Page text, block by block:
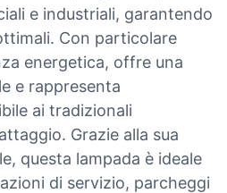
e industriali, garantendo
Con particolare
energetica, offre una
e rappresenta
ai tradizionali
Grazie alla sua
questa lampada è ideale
di servizio, parcheggi